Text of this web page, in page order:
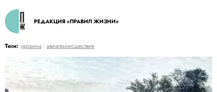
РЕДАКЦИЯ «ПРАВИЛ ЖИЗНИ»
Теги: украина авиапроисшествие